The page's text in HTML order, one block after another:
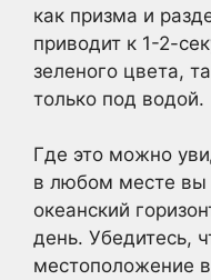
как призма и
приводит к 1-2-
зеленого цвета,
только под водой.
Где это можно
в любом месте вы
океанский
день. Убедитесь,
местоположение